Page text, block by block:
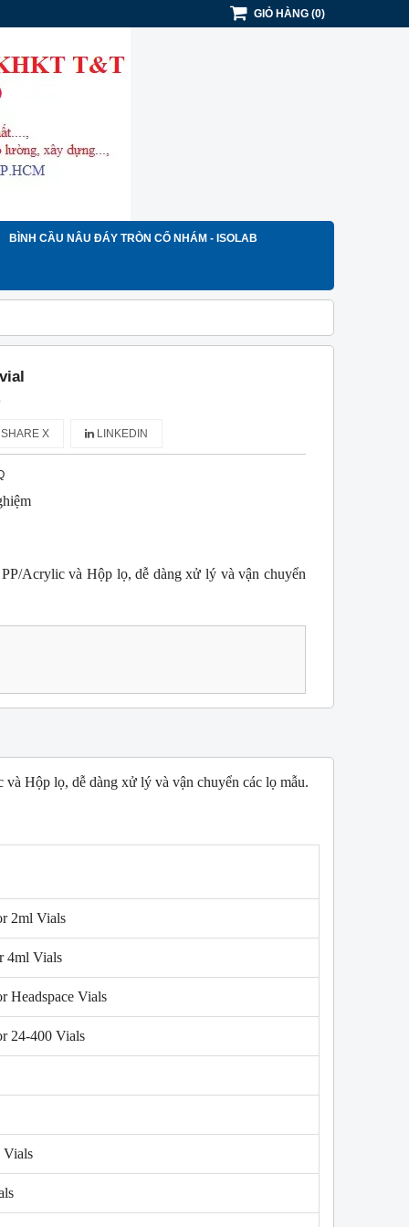
GIỎ HÀNG (0)
BÌNH CẦU NÂU ĐÁY TRÒN CỔ NHÁM - ISOLAB
SHARE X LINKEDIN
Acrylic và Hộp lọ, dễ dàng xử lý và vận chuyển
Hộp lọ, dễ dàng xử lý và vận chuyển các lọ mẫu.
2ml Vials
4ml Vials
Headspace Vials
24-400 Vials
Vials